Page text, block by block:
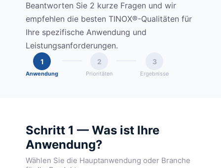
Beantworten Sie 2 kurze Fragen und wir
empfehlen die besten TINOX®-Qualitäten für
Ihre spezifische Anwendung und
Leistungsanforderungen.
1
Anwendung
2
Prioritäten
3
Ergebnisse
Schritt 1 — Was ist Ihre
Anwendung?
Wählen Sie die Hauptanwendung oder Branche